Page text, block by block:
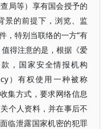
局等）享有国会授予的
景的前提下，浏览、监
，特别当联络的一方“有
得注意的是，根据《爱
，国家安全情报机构
）有权使用一种被称
集方式，要求网络信息
个人资料，并在事后不
临泄露国家机密的犯罪